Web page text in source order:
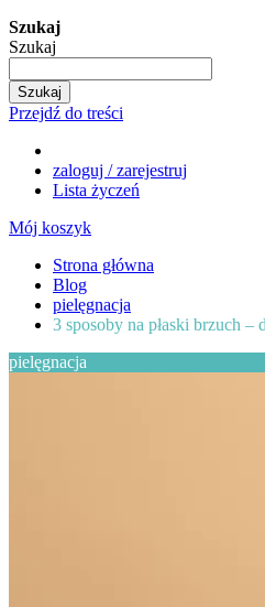
Szukaj
Szukaj
Szukaj
Przejdź do treści
zaloguj / zarejestruj
Lista życzeń
Mój koszyk
Strona główna
Blog
pielęgnacja
3 sposoby na płaski brzuch –
pielęgnacja